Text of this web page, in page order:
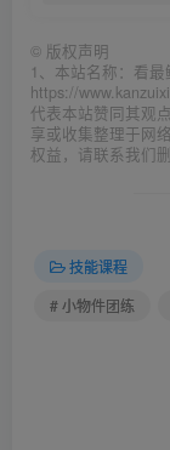
© 版权声明
1、本站名称：看最
https://
代表本站赞同其观
享或收集整理于网
权益，请联系我们
技能课程
# 小物件团练